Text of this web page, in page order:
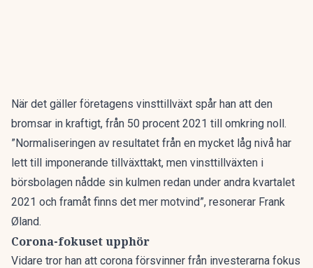
När det gäller företagens vinsttillväxt spår han att den
bromsar in kraftigt, från 50 procent 2021 till omkring noll.
”Normaliseringen av resultatet från en mycket låg nivå har
lett till imponerande tillväxttakt, men vinsttillväxten i
börsbolagen nådde sin kulmen redan under andra kvartalet
2021 och framåt finns det mer motvind”, resonerar Frank
Øland.
Corona-fokuset upphör
Vidare tror han att corona försvinner från investerarna fokus